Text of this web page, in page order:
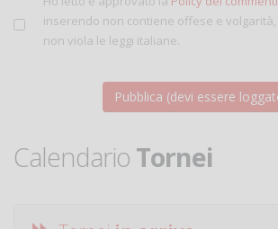
inserendo non contiene offese e
non viola le leggi italiane.
Calendario Tornei